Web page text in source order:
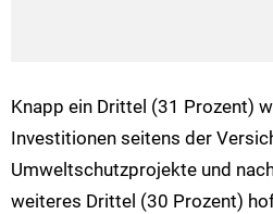
Knapp ein Drittel (31 Prozent)
Investitionen seitens der
Umweltschutzprojekte und
weiteres Drittel (30 Prozent)